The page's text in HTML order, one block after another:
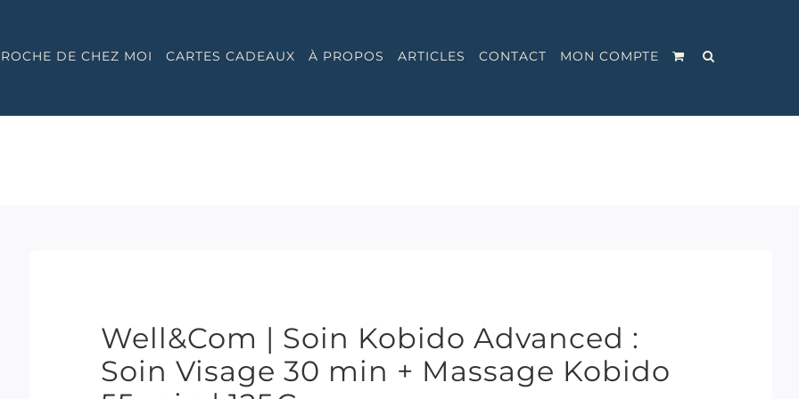
DE CHEZ MOI CARTES CADEAUX À PROPOS ARTICLES CONTACT MON COMPTE
Well&Com | Soin Kobido Advanced :
Soin Visage 30 min + Massage Kobido